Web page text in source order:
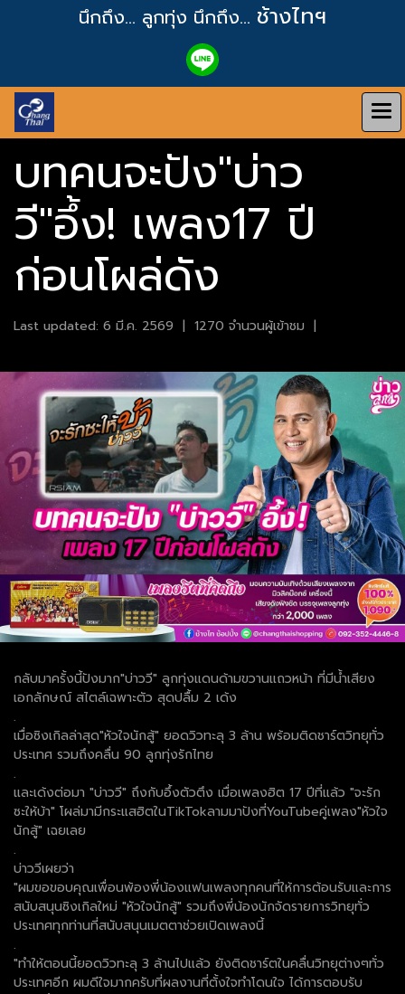
นึกถึง... ลูกทุ่ง นึกถึง... ช้างไทฯ
บทคนจะปัง"บ่าว
วี"อึ้ง! เพลง17 ปี​
ก่อนโผล่ดัง
Last updated: 6 มี.ค. 2569 | 1270 จำนวนผู้เข้าชม |
กลับมาครั้งนี้ปังมาก"บ่าววี" ลูกทุ่งแดนด้ามขวาน​แถวหน้า​ ที่มีน้ำเสียง
เอกลักษณ์ สไตล์เฉพาะตัว​ สุดปลื้ม​ 2 เด้ง
.
เมื่อซิงเกิลล่าสุด​"หัวใจนักสู้" ยอดวิวทะลุ​ 3​ ล้าน พร้อมติดชาร์ตวิทยุทั่ว
ประเทศ​ รวมถึงคลื่น 90 ลูกทุ่งรักไทย
.
และเด้งต่อมา "บ่าววี" ถึงกับอึ้งตัวตึง​​ เมื่อเพลงฮิต 17 ปี​ที่แล้ว "จะรัก
ซะให้บ้า" โผล่มามีกระแสฮิตในTikTokลามมาปังที่YouTubeคู่เพลง"หัวใจ
นักสู้" เฉยเลย
.
บ่าววี​เผยว่า
"ผมขอขอบคุณเพื่อนพ้องพี่น้องแฟนเพลงทุกคนที่ให้การต้อนรับและการ
สนับสนุนซิงเกิลใหม่​ "หัวใจนักสู้" รวมถึงพี่น้องนักจัดรายการวิทยุทั่ว
ประเทศ​ทุกท่านที่สนับสนุนเมตตาช่วยเปิดเพลงนี้​
.
"ทำให้ตอนนี้ยอดวิวทะลุ​ 3 ล้านไปแล้ว​ ยังติดชาร์ตในคลื่นวิทยุต่าง​ๆ​ทั่ว
ประเทศ​อีก​ ผมดีใจมากครับที่ผลงานที่ตั้งใจทำ​โดนใจ ได้การตอบรับ